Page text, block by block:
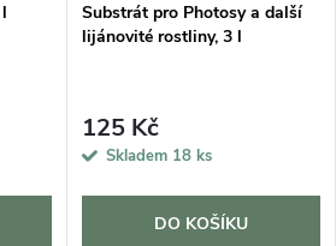
Substrát pro Photosy a další
lijánovité rostliny, 3 l
125 Kč
Skladem 18 ks
DO KOŠÍKU